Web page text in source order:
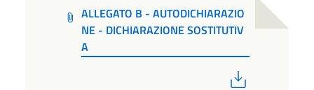
ALLEGATO B - AUTODICHIARAZIO
NE - DICHIARAZIONE SOSTITUTIV
A